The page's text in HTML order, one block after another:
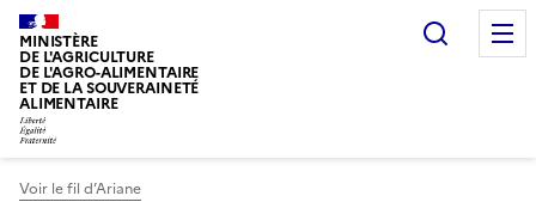
MINISTÈRE
DE L'AGRICULTURE
DE L'AGRO-ALIMENTAIRE
ET DE LA SOUVERAINETÉ
ALIMENTAIRE
Voir le fil d’Ariane